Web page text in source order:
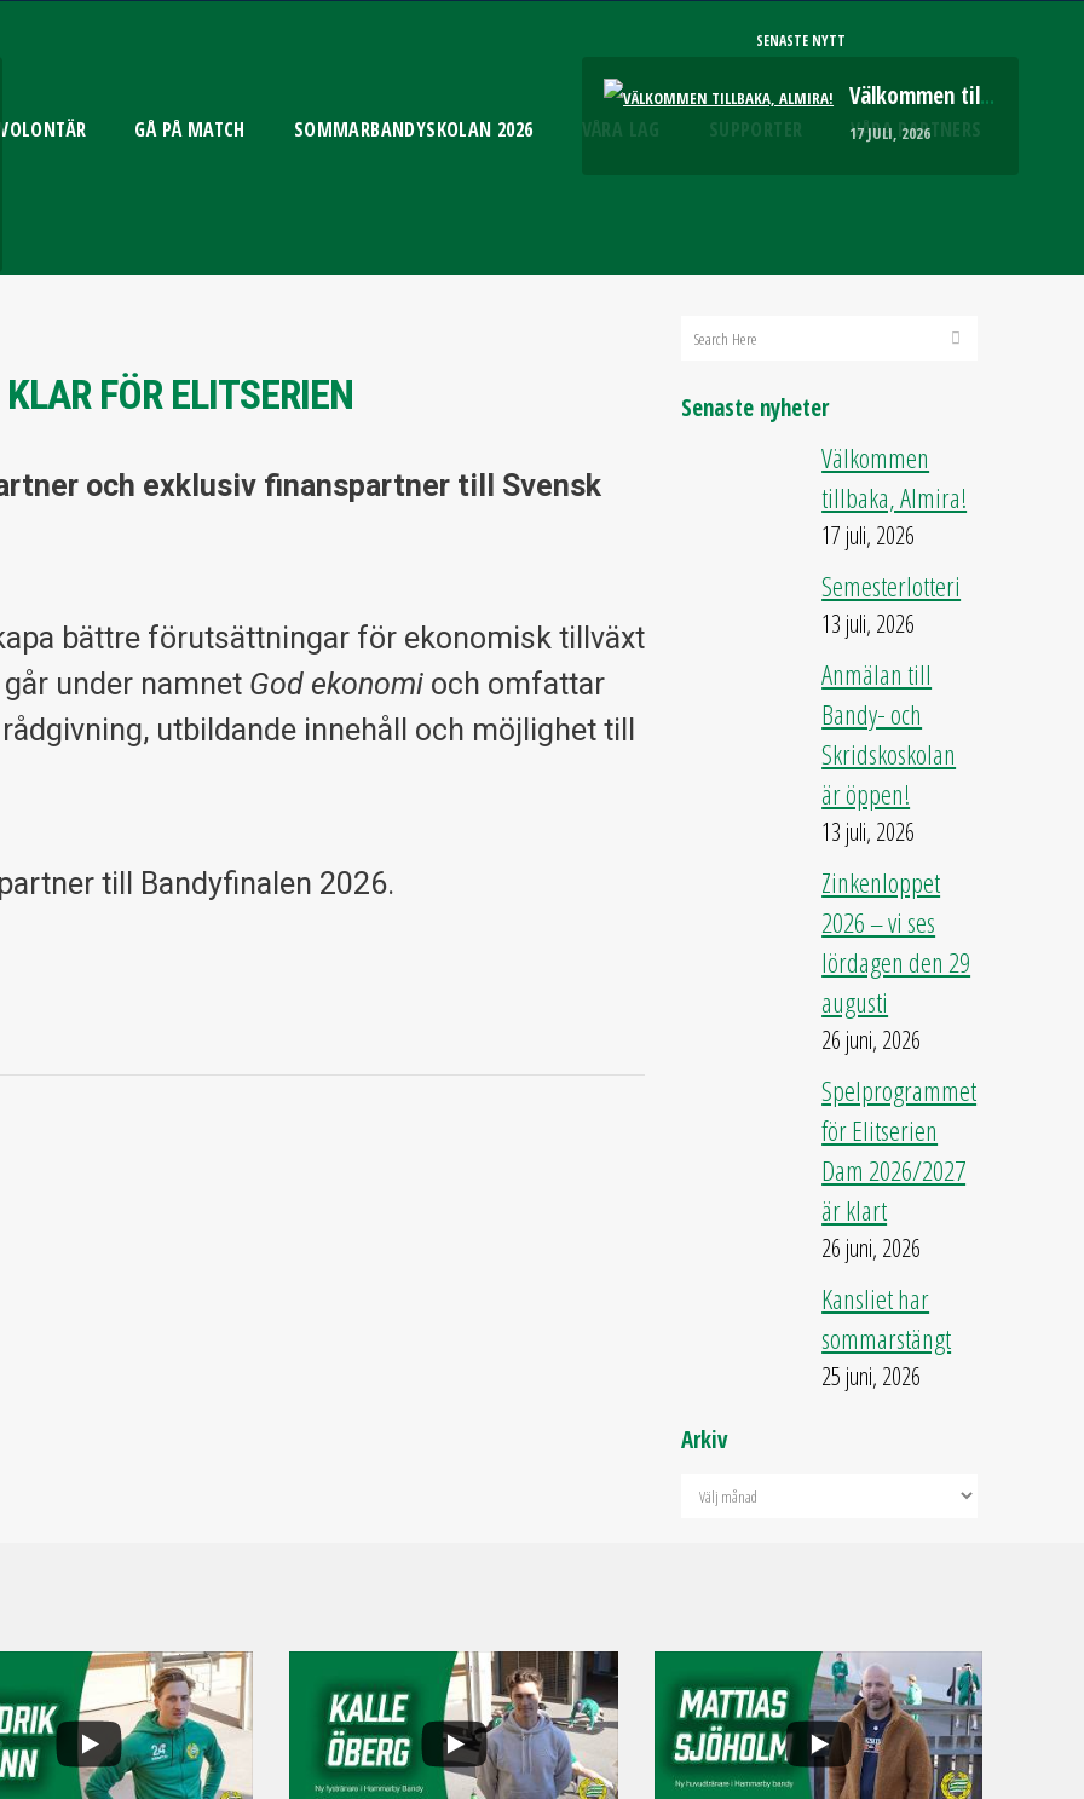
SENASTE NYTT
Välkommen tillbaka, Almira!
17 JULI, 2026
GÅ PÅ MATCH SOMMARBANDYSKOLAN 2026 VÅRA LAG SUPPORTER VÅRA PARTNERS
FÖR ELITSERIEN
och exklusiv finanspartner till Svensk
bättre förutsättningar för ekonomisk tillväxt
under namnet God ekonomioch omfattar
utbildande innehåll och möjlighet till
till Bandyfinalen 2026.
Senaste nyheter
Välkommen
tillbaka, Almira!
17 juli, 2026
Semesterlotteri
13 juli, 2026
Anmälan till
Bandy- och
Skridskoskolan
är öppen!
13 juli, 2026
Zinkenloppet
2026 – vi ses
lördagen den 29
augusti
26 juni, 2026
Spelprogrammet
för Elitserien
Dam 2026/2027
är klart
26 juni, 2026
Kansliet har
sommarstängt
25 juni, 2026
Arkiv
0
8
0